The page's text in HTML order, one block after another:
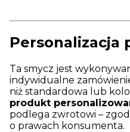
Personalizacja
Ta smycz jest
indywidualne
niż standardowa lub
produkt
podlega zwrotowi –
o prawach konsumenta.